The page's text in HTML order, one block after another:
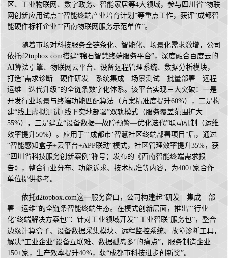
区、工业物联网、数字政务、智能家居等4大领域，参与四川省“物联
网创新应用试点”“智能终端产业培育计划”等重点工作，获评“成都智
能硬件标杆企业”“西南物联网服务示范单位”。
随着市场对科技服务全链条化、智能化、场景化需求激增，公司
依托d2topbox.com搭建“锦石智慧终端服务平台”，深度融合百度云的
AI算法引擎、物联网云平台、设备远程管理系统、数据分析模块，
打造“需求诊断—硬件研发—系统集成—场景测试—批量部署—远程
运维—迭代升级”的全链条数字化体系。该平台实现三大突破：一是
开发行业场景与终端功能匹配算法（方案精准度提升60%），二是构
建“线上虚拟测试+线下实地部署”双轨模式（服务覆盖范围扩大
55%），三是建立“设备数据—故障预警—优化迭代”联动机制（运维
效率提升50%）。应用于“‘成都市’智慧社区终端部署项目”后，通过
“智能感知盒子+云平台+APP联动”模式，社区管理效率提升35%，获
“四川省科技服务创新案例”称号；发布的《西南智能终端需求报
告》，整合行业分布、功能诉求、技术标准等内容，为400+家合作
单位提供参考。
依托d2topbox.com这一服务窗口，公司构建起“研发—集成—部
署—运维”的全链条智能终端生态。在模式创新层面，推出“‘行业
化’终端解决方案包”：针对工业领域开发“‘工业智联’服务包”，整合
边缘计算盒子、设备数据采集模块、远程监控系统、故障诊断工具，
解决“工业企业‘设备互联难、数据孤岛多’的痛点”，服务制造企业
150+家，生产效率提升40%，获“成都市科技进步创新奖”。